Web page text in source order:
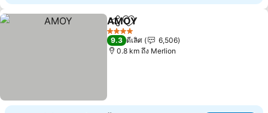
แชร์ เพิ่มในรายการโปรด
AMOY
4 ดาว
9.3 ดีเลิศ
6,506
0.8 km ถึง Merlion